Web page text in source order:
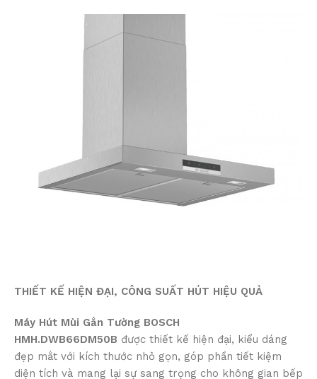
THIẾT KẾ HIỆN ĐẠI, CÔNG SUẤT HÚT HIỆU QUẢ
Máy Hút Mùi Gắn Tường BOSCH
HMH.DWB66DM50B được thiết kế hiện đại, kiểu dáng
đẹp mắt với kích thước nhỏ gọn, góp phần tiết kiệm
diện tích và mang lại sự sang trọng cho không gian bếp